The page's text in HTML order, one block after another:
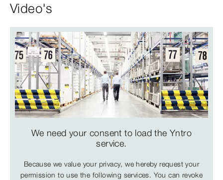
Video's
We need your consent to load the Yntro
service.
Because we value your privacy, we hereby request your
permission to use the following services. You can revoke